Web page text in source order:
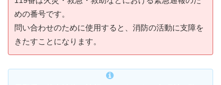
めの番号です。
問い合わせのために使用すると、消防の活動に支障を
きたすことになります。